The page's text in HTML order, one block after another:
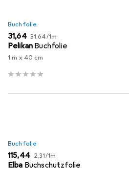
Buchfolie
EUR
31,64 EUR
31,64/1m
Pelikan Buchfolie
1 m x 40 cm
Buchfolie
EUR
115,44 EUR
2,31/1m
Elba Buchschutzfolie